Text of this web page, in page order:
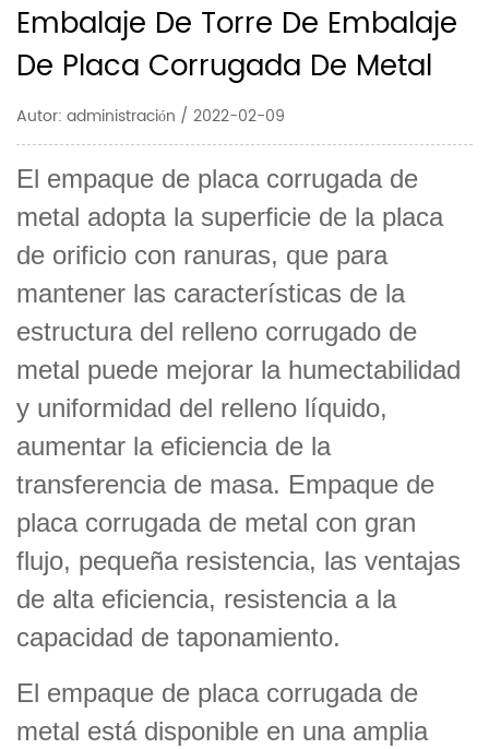
Embalaje De Torre De Embalaje
De Placa Corrugada De Metal
Autor: administración / 2022-02-09
El empaque de placa corrugada de
metal adopta la superficie de la placa
de orificio con ranuras, que para
mantener las características de la
estructura del relleno corrugado de
metal puede mejorar la humectabilidad
y uniformidad del relleno líquido,
aumentar la eficiencia de la
transferencia de masa. Empaque de
placa corrugada de metal con gran
flujo, pequeña resistencia, las ventajas
de alta eficiencia, resistencia a la
capacidad de taponamiento.
El empaque de placa corrugada de
metal está disponible en una amplia